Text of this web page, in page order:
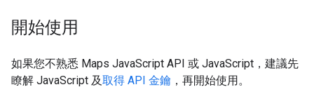
開始使用
如果您不熟悉 Maps JavaScript API 或 JavaScript，建議先
瞭解 JavaScript 及取得 API 金鑰 ，再開始使用。